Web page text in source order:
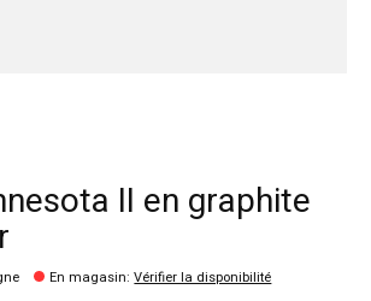
II en graphite
En magasin:Vérifier la disponibilité